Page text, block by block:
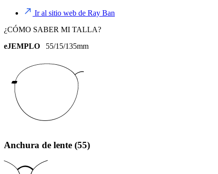
Ir al sitio web de Ray Ban
¿CÓMO SABER MI TALLA?
eJEMPLO 55/15/135mm
Anchura de lente (55)